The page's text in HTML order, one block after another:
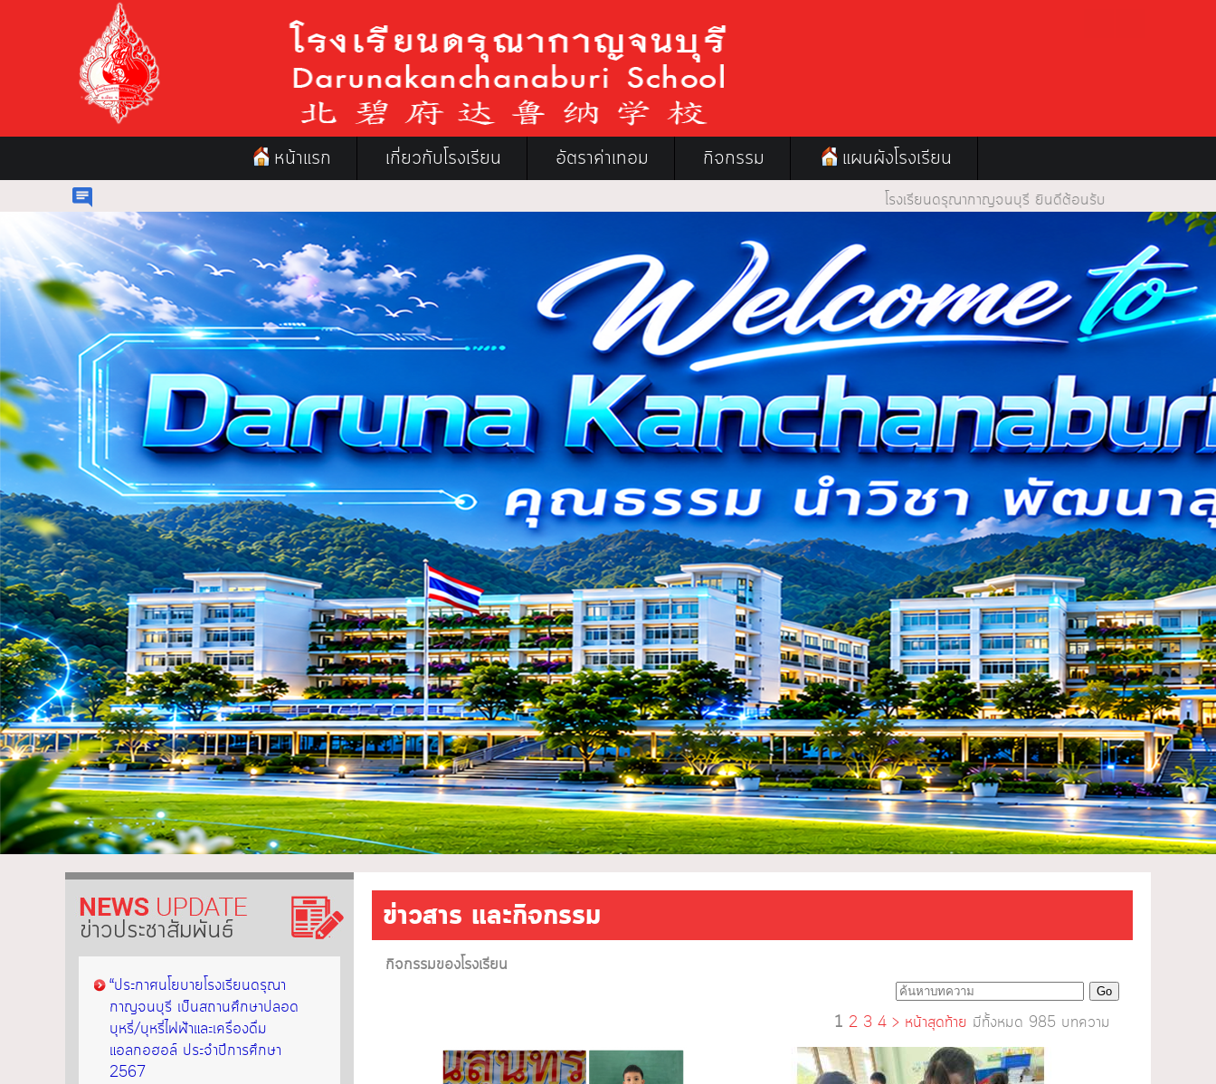
หน้าแรก เกี่ยวกับโรงเรียน อัตราค่าเทอม กิจกรรม แผนผังโรงเรียน
โรงเรียนดรุณากาญจนบุรี ยินดีต้อนรับ
ข่าวประชาสัมพันธ์
“ประกาศนโยบายโรงเรียนดรุณา
กาญจนบุรี เป็นสถานศึกษาปลอด
บุหรี่/บุหรี่ไฟฟ้าและเครื่องดื่ม
แอลกอฮอล์ ประจำปีการศึกษา
2567
ข่าวสาร และกิจกรรม
กิจกรรมของโรงเรียน
1 2 3 4 > หน้าสุดท้าย มีทั้งหมด 985 บทความ